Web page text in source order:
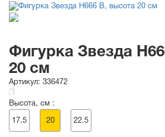
Фигурка Звезда
20 см
Артикул: 336472
Высота, см :
17.5 20 22.5